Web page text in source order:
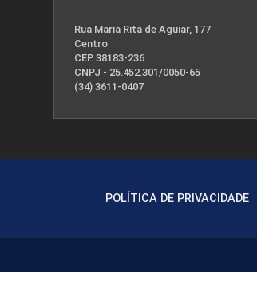
Rua Maria Rita de Aguiar, 177
Centro
CEP. 38183-236
CNPJ - 25.452.301/0050-65
(34) 3611-0407
POLÍTICA DE PRIVACIDADE